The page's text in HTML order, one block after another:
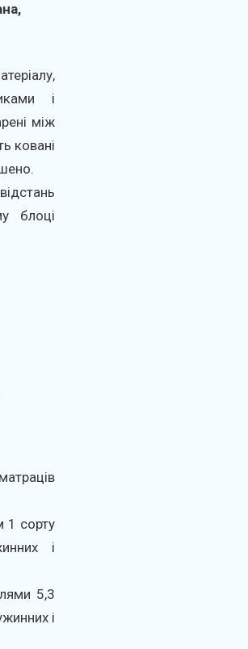
і
між
ковані
блоці
1 сорту
і
5,3
і